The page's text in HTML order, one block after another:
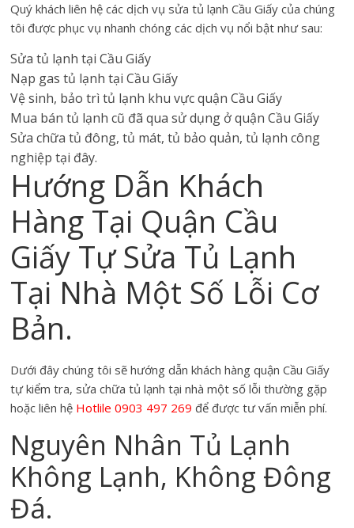
Quý khách liên hệ các dịch vụ sửa tủ lạnh Cầu Giấy của chúng
tôi được phục vụ nhanh chóng các dịch vụ nổi bật như sau:
Sửa tủ lạnh tại Cầu Giấy
Nạp gas tủ lạnh tại Cầu Giấy
Vệ sinh, bảo trì tủ lạnh khu vực quận Cầu Giấy
Mua bán tủ lạnh cũ đã qua sử dụng ở quận Cầu Giấy
Sửa chữa tủ đông, tủ mát, tủ bảo quản, tủ lạnh công
nghiệp tại đây.
Hướng Dẫn Khách
Hàng Tại Quận Cầu
Giấy Tự Sửa Tủ Lạnh
Tại Nhà Một Số Lỗi Cơ
Bản.
Dưới đây chúng tôi sẽ hướng dẫn khách hàng quận Cầu Giấy
tự kiểm tra, sửa chữa tủ lạnh tại nhà một số lỗi thường gặp
hoặc liên hệ Hotlile 0903 497 269 để được tư vấn miễn phí.
Nguyên Nhân Tủ Lạnh
Không Lạnh, Không Đông
Đá.